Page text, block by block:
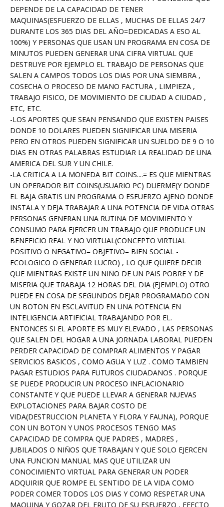
DEPENDE DE LA CAPACIDAD DE TENER
MAQUINAS(ESFUERZO DE ELLAS , MUCHAS DE ELLAS 24/7
DURANTE LOS 365 DIAS DEL AÑO=DEDICADAS A ESO AL
100%) Y PERSONAS QUE USAN UN PROGRAMA EN COSA DE
MINUTOS PUEDEN GENERAR UNA CIFRA VIRTUAL QUE
DESTRUYE POR EJEMPLO EL TRABAJO DE PERSONAS QUE
SALEN A CAMPOS TODOS LOS DIAS POR UNA SIEMBRA ,
COSECHA O PROCESO DE MANO FACTURA , LIMPIEZA ,
TRABAJO FISICO, DE MOVIMIENTO DE CIUDAD A CIUDAD ,
ETC, ETC.
-LOS APORTES QUE SEAN PENSANDO QUE EXISTEN PAISES
DONDE 10 DOLARES PUEDEN SIGNIFICAR UNA MISERIA
PERO EN OTROS PUEDEN SIGNIFICAR UN SUELDO DE 9 O 10
DIAS EN OTRAS PALABRAS ESTUDIAR LA REALIDAD DE UNA
AMERICA DEL SUR Y UN CHILE.
-LA CRITICA A LA MONEDA BIT COINS....= ES QUE MIENTRAS
UN OPERADOR BIT COINS(USUARIO PC) DUERME(Y DONDE
EL BAJA GRATIS UN PROGRAMA O ESFUERZO AJENO DONDE
INSTALA Y DEJA TRABAJAR A UNA POTENCIA DE VIDA OTRAS
PERSONAS GENERAN UNA RUTINA DE MOVIMIENTO Y
CONSUMO PARA EJERCER UN TRABAJO QUE PRODUCE UN
BENEFICIO REAL Y NO VIRTUAL(CONCEPTO VIRTUAL
POSITIVO O NEGATIVO= OBJETIVO= BIEN SOCIAL -
ECOLOGICO O GENERAR LUCRO) , LO QUE QUIERE DECIR
QUE MIENTRAS EXISTE UN NIÑO DE UN PAIS POBRE Y DE
MISERIA QUE TRABAJA 12 HORAS DEL DIA (EJEMPLO) OTRO
PUEDE EN COSA DE SEGUNDOS DEJAR PROGRAMADO CON
UN BOTON EN ESCLAVITUD EN UNA POTENCIA EN
INTELIGENCIA ARTIFICIAL TRABAJANDO POR EL.
ENTONCES SI EL APORTE ES MUY ELEVADO , LAS PERSONAS
QUE SALEN DEL HOGAR A UNA JORNADA LABORAL PUEDEN
PERDER CAPACIDAD DE COMPRAR ALIMENTOS Y PAGAR
SERVICIOS BASICOS , COMO AGUA Y LUZ . COMO TAMBIEN
PAGAR ESTUDIOS PARA FUTUROS CIUDADANOS . PORQUE
SE PUEDE PRODUCIR UN PROCESO INFLACIONARIO
CONSTANTE Y QUE PUEDE LLEVAR A GENERAR NUEVAS
EXPLOTACIONES PARA BAJAR COSTO DE
VIDA(DESTRUCCION PLANETA Y FLORA Y FAUNA), PORQUE
CON UN BOTON Y UNOS PROCESOS TENGO MAS
CAPACIDAD DE COMPRA QUE PADRES , MADRES ,
JUBILADOS O NIÑOS QUE TRABAJAN Y QUE SOLO EJERCEN
UNA FUNCION MANUAL MAS QUE UTILIZAR UN
CONOCIMIENTO VIRTUAL PARA GENERAR UN PODER
ADQUIRIR QUE ROMPE EL SENTIDO DE LA VIDA COMO
PODER COMER TODOS LOS DIAS Y COMO RESPETAR UNA
MAQUINA Y GOZAR DEL FRUTO DE SU ESFUERZO , EFECTO